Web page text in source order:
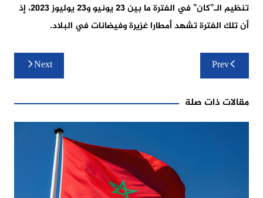
تنظيم الـ”كان” في الفترة ما بين 23 يونيو و23 يوليوز 2023، إذ
أن تلك الفترة تشهد أمطارا غزيرة وفيضانات في البلاد.
تصفّح
المقالات
Prev
Next
مقالات ذات صلة